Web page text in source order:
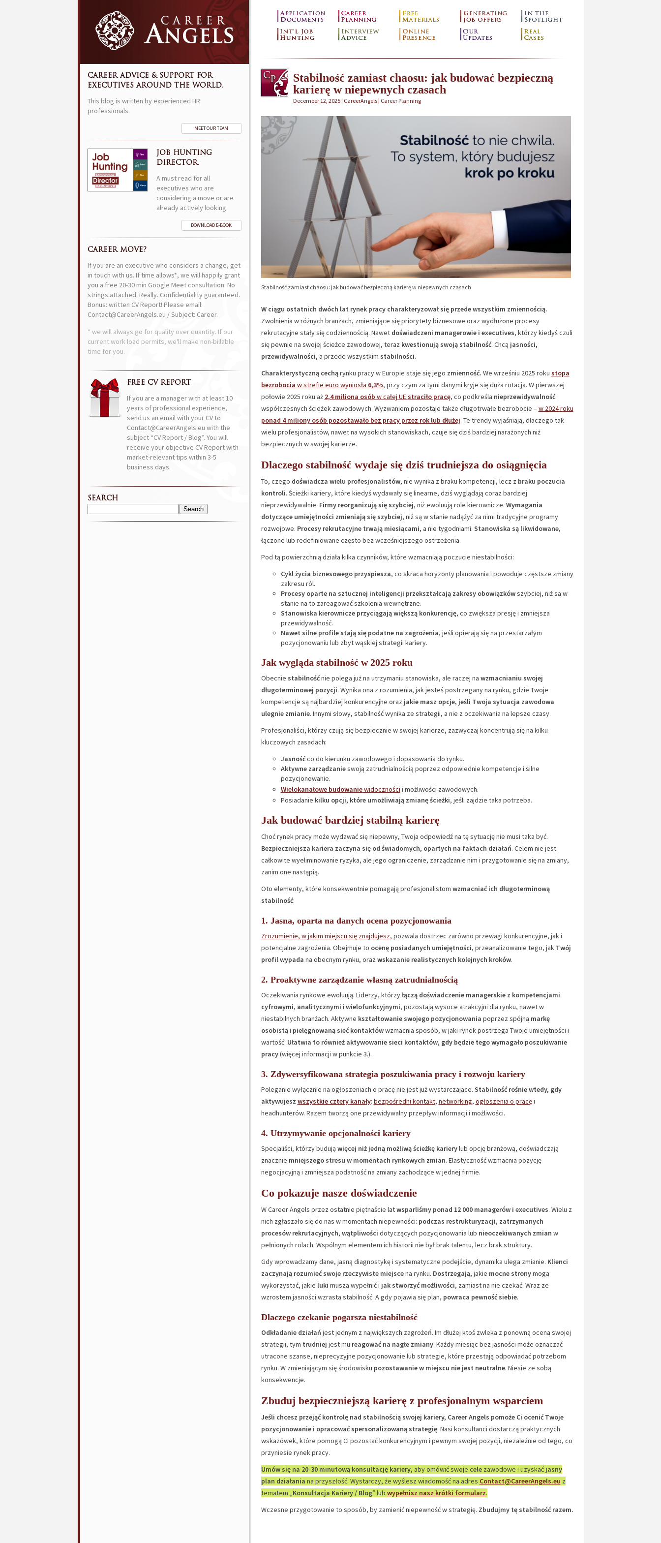
Stabilność zamiast chaosu: jak budować bezpieczną
karierę w niepewnych czasach
December 12, 2025 | CareerAngels | Career Planning
Stabilność zamiast chaosu: jak budować bezpieczną karierę w niepewnych czasach
W ciągu ostatnich dwóch lat rynek pracy charakteryzował się przede wszystkim zmiennością.
Zwolnienia w różnych branżach, zmieniające się priorytety biznesowe oraz wydłużone procesy
rekrutacyjne stały się codziennością. Nawet doświadczeni managerowie i executives, którzy kiedyś czuli
się pewnie na swojej ścieżce zawodowej, teraz kwestionują swoją stabilność. Chcą jasności,
przewidywalności, a przede wszystkim stabilności.
Charakterystyczną cechąrynku pracy w Europie staje się jego zmienność. We wrześniu 2025 roku stopa
bezrobocia w strefie euro wyniosła 6,3%, przy czym za tymi danymi kryje się duża rotacja. W pierwszej
połowie 2025 roku aż 2,4 miliona osób w całej UEstraciło pracę, co podkreśla nieprzewidywalność
współczesnych ścieżek zawodowych. Wyzwaniem pozostaje także długotrwałe bezrobocie –w 2024 roku
ponad 4 miliony osób pozostawało bez pracy przez rok lub dłużej. Te trendy wyjaśniają, dlaczego tak
wielu profesjonalistów, nawet na wysokich stanowiskach, czuje się dziś bardziej narażonych niż
bezpiecznych w swojej karierze.
Dlaczego stabilność wydaje się dziś trudniejsza do osiągnięcia
To, czego doświadcza wielu profesjonalistów, nie wynika z braku kompetencji, lecz z braku poczucia
kontroli. Ścieżki kariery, które kiedyś wydawały się linearne, dziś wyglądają coraz bardziej
nieprzewidywalnie. Firmy reorganizują się szybciej, niż ewoluują role kierownicze. Wymagania
dotyczące umiejętności zmieniają się szybciej, niż są w stanie nadążyć za nimi tradycyjne programy
rozwojowe. Procesy rekrutacyjne trwają miesiącami, a nie tygodniami. Stanowiska są likwidowane,
łączone lub redefiniowane często bez wcześniejszego ostrzeżenia.
Pod tą powierzchnią działa kilka czynników, które wzmacniają poczucie niestabilności:
Cykl życia biznesowego przyspiesza, co skraca horyzonty planowania i powoduje częstsze zmiany
zakresu ról.
Procesy oparte na sztucznej inteligencji przekształcają zakresy obowiązkówszybciej, niż są w
stanie na to zareagować szkolenia wewnętrzne.
Stanowiska kierownicze przyciągają większą konkurencję, co zwiększa presję i zmniejsza
przewidywalność.
Nawet silne profile stają się podatne na zagrożenia, jeśli opierają się na przestarzałym
pozycjonowaniu lub zbyt wąskiej strategii kariery.
Jak wygląda stabilność w 2025 roku
Obecnie stabilnośćnie polega już na utrzymaniu stanowiska, ale raczej na wzmacnianiu swojej
długoterminowej pozycji. Wynika ona z rozumienia, jak jesteś postrzegany na rynku, gdzie Twoje
kompetencje są najbardziej konkurencyjne oraz jakie masz opcje, jeśli Twoja sytuacja zawodowa
ulegnie zmianie. Innymi słowy, stabilność wynika ze strategii, a nie z oczekiwania na lepsze czasy.
Profesjonaliści, którzy czują się bezpiecznie w swojej karierze, zazwyczaj koncentrują się na kilku
kluczowych zasadach:
Jasnośćco do kierunku zawodowego i dopasowania do rynku.
Aktywne zarządzanieswoją zatrudnialnością poprzez odpowiednie kompetencje i silne
pozycjonowanie.
Wielokanałowe budowaniewidoczności i możliwości zawodowych.
Posiadanie kilku opcji, które umożliwiają zmianę ścieżki, jeśli zajdzie taka potrzeba.
Jak budować bardziej stabilną karierę
Choć rynek pracy może wydawać się niepewny, Twoja odpowiedź na tę sytuację nie musi taka być.
Bezpieczniejsza kariera zaczyna się od świadomych, opartych na faktach działań. Celem nie jest
całkowite wyeliminowanie ryzyka, ale jego ograniczenie, zarządzanie nim i przygotowanie się na zmiany,
zanim one nastąpią.
Oto elementy, które konsekwentnie pomagają profesjonalistom wzmacniać ich długoterminową
stabilność:
1. Jasna, oparta na danych ocena pozycjonowania
Zrozumienie, w jakim miejscu się znajdujesz, pozwala dostrzec zarówno przewagi konkurencyjne, jak i
potencjalne zagrożenia. Obejmuje to ocenę posiadanych umiejętności, przeanalizowanie tego, jak Twój
profil wypada na obecnym rynku, oraz wskazanie realistycznych kolejnych kroków.
2. Proaktywne zarządzanie własną zatrudnialnością
Oczekiwania rynkowe ewoluują. Liderzy, którzyłączą doświadczenie managerskie z kompetencjami
cyfrowymi, analitycznymi i wielofunkcyjnymi, pozostają wysoce atrakcyjni dla rynku, nawet w
niestabilnych branżach. Aktywne kształtowanie swojego pozycjonowania poprzez spójną markę
osobistąi pielęgnowaną sieć kontaktówwzmacnia sposób, w jaki rynek postrzega Twoje umiejętności i
wartość. Ułatwia to również aktywowanie sieci kontaktów, gdy będzie tego wymagało poszukiwanie
pracy(więcej informacji w punkcie 3.).
3. Zdywersyfikowana strategia poszukiwania pracy i rozwoju kariery
Poleganie wyłącznie na ogłoszeniach o pracę nie jest już wystarczające. Stabilność rośnie wtedy, gdy
aktywujesz wszystkie cztery kanały: bezpośredni kontakt, networking, ogłoszenia o pracęi
headhunterów. Razem tworzą one przewidywalny przepływ informacji i możliwości.
4. Utrzymywanie opcjonalności kariery
Specjaliści, którzy budują więcej niż jedną możliwą ścieżkę karierylub opcję branżową, doświadczają
znacznie mniejszego stresu w momentach rynkowych zmian. Elastyczność wzmacnia pozycję
negocjacyjną i zmniejsza podatność na zmiany zachodzące w jednej firmie.
Co pokazuje nasze doświadczenie
W Career Angels przez ostatnie piętnaście latwsparliśmy ponad 12 000 managerów i executives. Wielu z
nich zgłaszało się do nas w momentach niepewności: podczas restrukturyzacji, zatrzymanych
procesów rekrutacyjnych, wątpliwości dotyczących pozycjonowania lub nieoczekiwanych zmian w
pełnionych rolach. Wspólnym elementem ich historii nie był brak talentu, lecz brak struktury.
Gdy wprowadzamy dane, jasną diagnostykę i systematyczne podejście, dynamika ulega zmianie. Klienci
zaczynają rozumieć swoje rzeczywiste miejscena rynku. Dostrzegają, jakie mocne stronymogą
wykorzystać, jakie luki muszą wypełnić i jak stworzyć możliwości, zamiast na nie czekać. Wraz ze
wzrostem jasności wzrasta stabilność. A gdy pojawia się plan, powraca pewność siebie.
Dlaczego czekanie pogarsza niestabilność
Odkładanie działań jest jednym z największych zagrożeń. Im dłużej ktoś zwleka z ponowną oceną swojej
strategii, tym trudniej jest mu reagować na nagłe zmiany. Każdy miesiąc bez jasności może oznaczać
utracone szanse, nieprecyzyjne pozycjonowanie lub strategie, które przestają odpowiadać potrzebom
rynku. W zmieniającym się środowisku pozostawanie w miejscu nie jest neutralne. Niesie ze sobą
konsekwencje.
Zbuduj bezpieczniejszą karierę z profesjonalnym wsparciem
Jeśli chcesz przejąć kontrolę nad stabilnością swojej kariery, Career Angels pomoże Ci ocenić Twoje
pozycjonowanie i opracować spersonalizowaną strategię. Nasi konsultanci dostarczą praktycznych
wskazówek, które pomogą Ci pozostać konkurencyjnym i pewnym swojej pozycji, niezależnie od tego, co
przyniesie rynek pracy.
Umów się na 20-30 minutową konsultację kariery, aby omówić swoje celezawodowe i uzyskać jasny
plan działania na przyszłość. Wystarczy, że wyślesz wiadomość na adres Contact@CareerAngels.eu z
tematem „Konsultacja Kariery / Blog” lub wypełnisz nasz krótki formularz.
Wczesne przygotowanie to sposób, by zamienić niepewność w strategię. Zbudujmy tę stabilność razem.
CAREER ADVICE & SUPPORT FOR
EXECUTIVES AROUND THE WORLD.
This blog is written by experienced HR
professionals.
MEET OUR TEAM
JOB HUNTING
DIRECTOR.
A must read for all
executives who are
considering a move or are
already actively looking.
DOWNLOAD E-BOOK
CAREER MOVE?
If you are an executive who considers a change, get
in touch with us. If time allows*, we will happily grant
you a free 20-30 min Google Meet consultation. No
strings attached. Really. Confidentiality guaranteed.
Bonus: written CV Report! Please email:
Contact@CareerAngels.eu / Subject: Career.
* we will always go for quality over quantity. If our
current work load permits, we'll make non-billable
time for you.
FREE CV REPORT
If you are a manager with at least 10
years of professional experience,
send us an email with your CV to
Contact@CareerAngels.eu with the
subject “CV Report / Blog”. You will
receive your objective CV Report with
market-relevant tips within 3-5
business days.
SEARCH
Search
for: